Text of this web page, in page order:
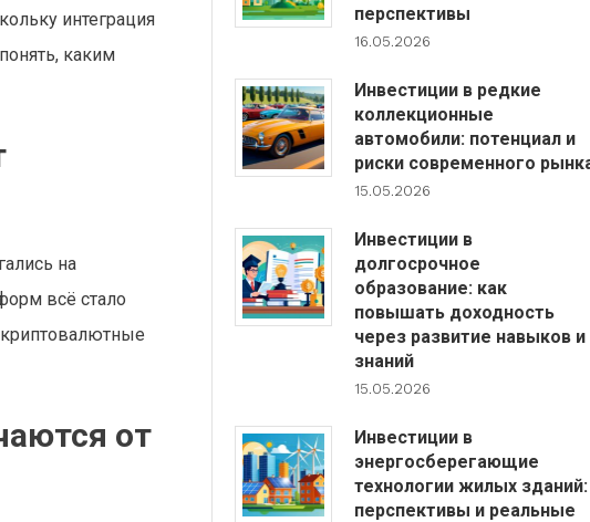
интеграция
каким
на
всё стало
от
перспективы
16.05.2026
Инвестиции в редкие
коллекционные
автомобили: потенциал и
риски современного
15.05.2026
Инвестиции в
долгосрочное
образование: как
повышать доходность
через развитие навыков и
знаний
15.05.2026
Инвестиции в
энергосберегающие
технологии жилых зданий:
перспективы и реальные